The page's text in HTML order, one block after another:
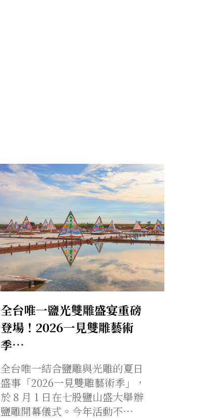
全台唯一鹽光雙雕盛宴重磅
登場！2026一見雙雕藝術
季…
全台唯一結合鹽雕與光雕的夏日
盛事「2026一見雙雕藝術季」，
於 8 月 1 日在七股鹽山盛大舉辦
鹽雕開幕儀式。今年活動不…